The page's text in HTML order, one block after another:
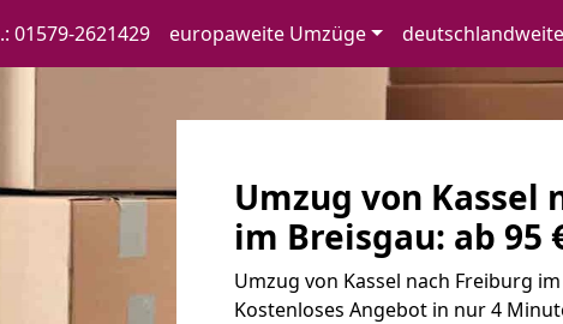
01579-2621429 europaweite Umzüge
Umzug von Kassel
im Breisgau: ab 95
Umzug von Kassel nach Freiburg
Kostenloses Angebot in nur 4